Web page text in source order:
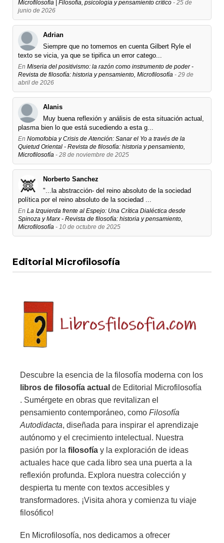
Microfilosofía | Filosofía, psicología y pensamiento crítico - 25 de
junio de 2026
Adrian
Siempre que no tomemos en cuenta Gilbert Ryle el
texto se vicia, ya que se tipifica un error catego...
En Miseria del positivismo: la razón como instrumento de poder -
Revista de filosofía: historia y pensamiento, Microfilosofía - 29 de
abril de 2026
Alanis
Muy buena reflexión y análisis de esta situación actual,
plasma bien lo que está sucediendo a esta g...
En Nomofobia y Crisis de Atención: Sanar el Yo a través de la
Quietud Oriental - Revista de filosofía: historia y pensamiento,
Microfilosofía - 28 de noviembre de 2025
Norberto Sanchez
"...la abstracción- del reino absoluto de la sociedad
política por el reino absoluto de la sociedad ...
En La Izquierda frente al Espejo: Una Crítica Dialéctica desde
Spinoza y Marx - Revista de filosofía: historia y pensamiento,
Microfilosofía - 10 de octubre de 2025
Editorial Microfilosofía
Descubre la esencia de la filosofía moderna con los
libros de filosofía actual de Editorial Microfilosofía
. Sumérgete en obras que revitalizan el
pensamiento contemporáneo, como Filosofía
Autodidacta, diseñada para inspirar el aprendizaje
autónomo y el crecimiento intelectual. Nuestra
pasión por la filosofía y la exploración de ideas
actuales hace que cada libro sea una puerta a la
reflexión profunda. Explora nuestra colección y
despierta tu mente con textos accesibles y
transformadores. ¡Visita ahora y comienza tu viaje
filosófico!
En Microfilosofía, nos dedicamos a ofrecer